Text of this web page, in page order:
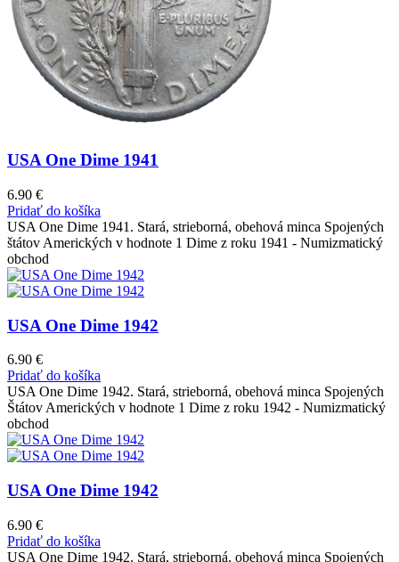
USA One Dime 1941
6.90 €
Pridať do košíka
USA One Dime 1941. Stará, strieborná, obehová minca Spojených
štátov Amerických v hodnote 1 Dime z roku 1941 - Numizmatický
obchod
USA One Dime 1942
6.90 €
Pridať do košíka
USA One Dime 1942. Stará, strieborná, obehová minca Spojených
Štátov Amerických v hodnote 1 Dime z roku 1942 - Numizmatický
obchod
USA One Dime 1942
6.90 €
Pridať do košíka
USA One Dime 1942. Stará, strieborná, obehová minca Spojených